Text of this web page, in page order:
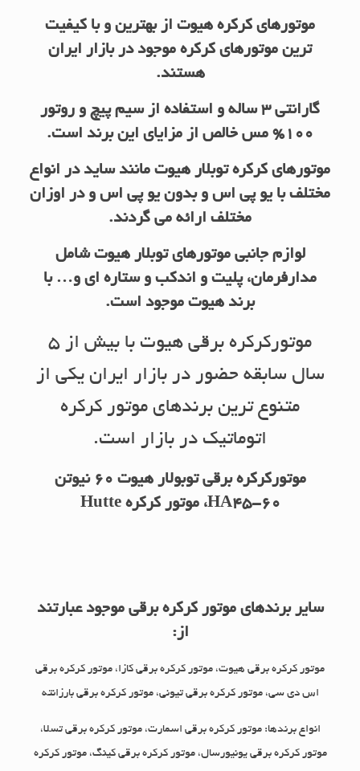
موتورهای کرکره هیوت از بهترین و با کیفیت
ترین موتورهای کرکره موجود در بازار ایران
هستند.
گارانتی 3 ساله و استفاده از سیم پیچ و روتور
100% مس خالص از مزایای این برند است.
موتورهای کرکره توبلار هیوت مانند ساید در انواع
مختلف با یو پی اس و بدون یو پی اس و در اوزان
مختلف ارائه می گردند.
لوازم جانبی موتورهای توبلار هیوت شامل
مدارفرمان، پلیت و اندکب و ستاره ای و… با
برند هیوت موجود است.
موتورکرکره برقی هیوت با بیش از 5
سال سابقه حضور در بازار ایران یکی از
متنوع ترین برندهای موتور کرکره
اتوماتیک در بازار است.
موتورکرکره برقی توبولار هیوت 60 نیوتن
HA45-60، موتور کرکره Hutte
سایر برندهای موتور کرکره برقی موجود عبارتند
از:
موتور کرکره برقی هیوت، موتور کرکره برقی کازا، موتور کرکره برقی
اس دی سی، موتور کرکره برقی تیونی، موتور کرکره برقی بارزانته
انواع برندها: موتور کرکره برقی اسمارت، موتور کرکره برقی تسلا،
موتور کرکره برقی یونیورسال، موتور کرکره برقی کینگ، موتور کرکره